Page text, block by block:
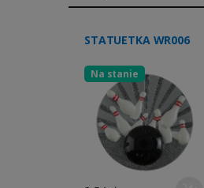
STATUETKA WR006
Na stanie